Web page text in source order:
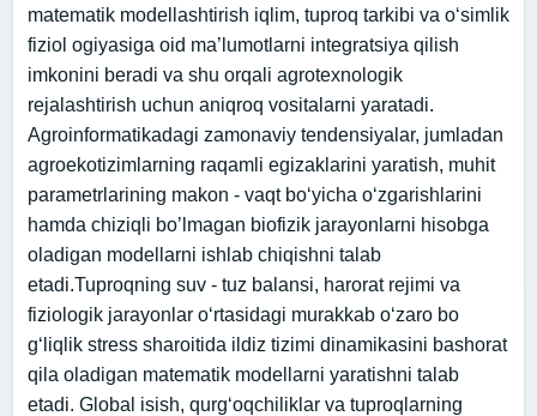
matematik modellashtirish iqlim, tuproq tarkibi va o‘simlik
fiziol ogiyasiga oid ma’lumotlarni integratsiya qilish
imkonini beradi va shu orqali agrotexnologik
rejalashtirish uchun aniqroq vositalarni yaratadi.
Agroinformatikadagi zamonaviy tendensiyalar, jumladan
agroekotizimlarning raqamli egizaklarini yaratish, muhit
parametrlarining makon - vaqt bo‘yicha o‘zgarishlarini
hamda chiziqli bo’lmagan biofizik jarayonlarni hisobga
oladigan modellarni ishlab chiqishni talab
etadi.Tuproqning suv - tuz balansi, harorat rejimi va
fiziologik jarayonlar o‘rtasidagi murakkab o‘zaro bo
g‘liqlik stress sharoitida ildiz tizimi dinamikasini bashorat
qila oladigan matematik modellarni yaratishni talab
etadi. Global isish, qurg‘oqchiliklar va tuproqlarning